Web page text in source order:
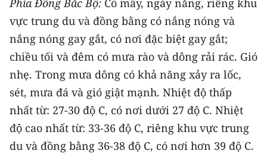
CHUYÊN ĐỀ
CÁC CHUYÊN TRANG
VỀ BÁO NHÂN DÂN
THỜI NAY
NHÂN DÂN CUỐI TUẦN
Phía Đông Bắc Bộ: Có mây, ngày nắng, riêng khu
vực trung du và đồng bằng có nắng nóng và
nắng nóng gay gắt, có nơi đặc biệt gay gắt;
chiều tối và đêm có mưa rào và dông rải rác. Gió
nhẹ. Trong mưa dông có khả năng xảy ra lốc,
sét, mưa đá và gió giật mạnh. Nhiệt độ thấp
nhất từ: 27-30 độ C, có nơi dưới 27 độ C. Nhiệt
độ cao nhất từ: 33-36 độ C, riêng khu vực trung
du và đồng bằng 36-38 độ C, có nơi hơn 39 độ C.